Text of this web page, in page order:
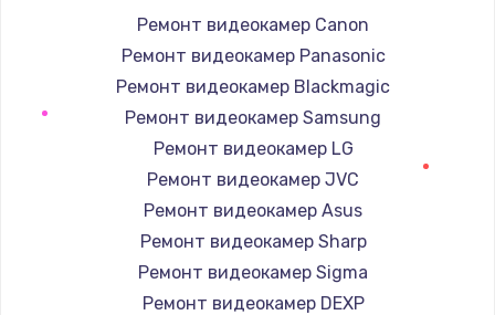
Заказать
Замена / ремонт электронного модуля
управления
600 руб.
Замена конфорки
1100 руб.
Ремонт видеокамер Canon
Ремонт видеокамер Panasonic
Ремонт видеокамер Blackmagic
Ремонт видеокамер Samsung
Ремонт видеокамер LG
Ремонт видеокамер JVC
Ремонт видеокамер Asus
Ремонт видеокамер Sharp
Ремонт видеокамер Sigma
Ремонт видеокамер DEXP